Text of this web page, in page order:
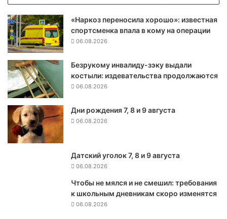
п
о
в
о
д
у
ы
н
Б
«Наркоз переносила хорошо»: известная
спортсменка впала в кому на операции
06.08.2026
Безрукому инвалиду-зэку выдали
костыли: издевательства продолжаются
06.08.2026
Дни рождения 7, 8 и 9 августа
06.08.2026
Датский уголок 7, 8 и 9 августа
06.08.2026
Чтобы не мялся и не смешил: требования
к школьным дневникам скоро изменятся
06.08.2026